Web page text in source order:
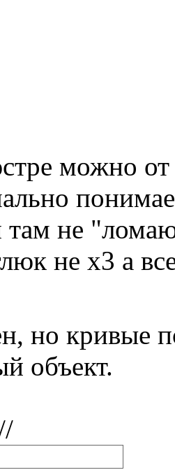
можно
там не
не х3 а
но кривые
объект.